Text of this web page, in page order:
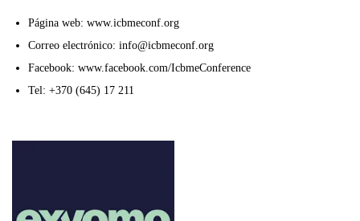
Página web: www.icbmeconf.org
Correo electrónico: info@icbmeconf.org
Facebook: www.facebook.com/IcbmeConference
Tel: +370 (645) 17 211